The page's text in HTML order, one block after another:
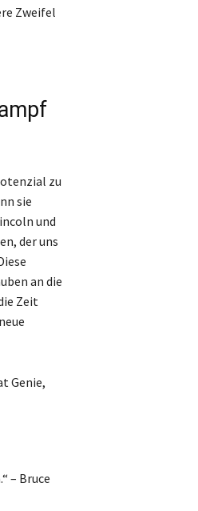
Zweifel
zu
sie
und
der uns
an die
Zeit
Genie,
– Bruce